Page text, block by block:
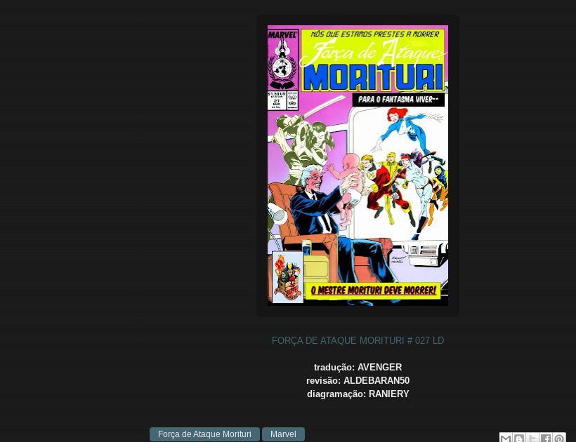
FORÇA DE ATAQUE MORITURI # 027 LD
tradução: AVENGER
revisão: ALDEBARAN50
diagramação: RANIERY
Força de Ataque Morituri Marvel